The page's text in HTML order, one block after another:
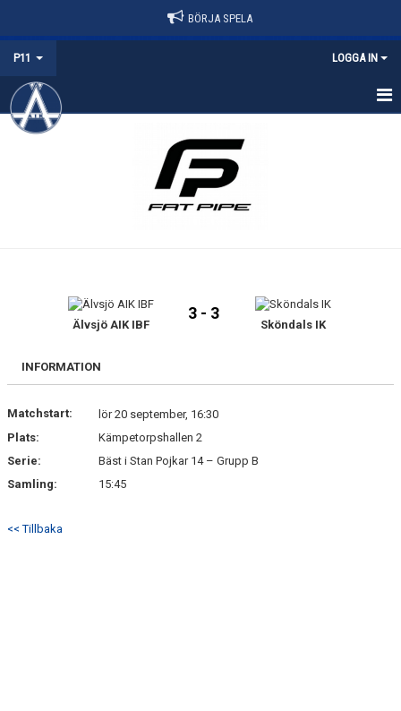
BÖRJA SPELA
P11 LOGGA IN
HEM
DOKUMENT
Älvsjö AIK IBF
3 - 3
Sköndals IK
INFORMATION
Matchstart:
lör 20 september, 16:30
Plats:
Kämpetorpshallen 2
Serie:
Bäst i Stan Pojkar 14 – Grupp B
Samling:
15:45
<< Tillbaka